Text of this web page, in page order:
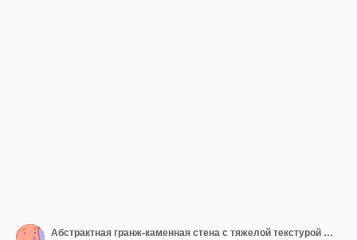
Абстрактная гранж-каменная стена с тяжелой текстурой фонового наложения эффекта элемента дизайна